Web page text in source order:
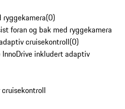
ryggekamera(0)
foran og bak med ryggekamera
cruisekontroll(0)
inkludert adaptiv